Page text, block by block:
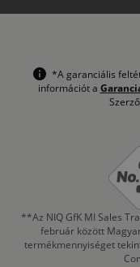
*A garanciális
információt a
**Az NIQ GfK MI Sales
február között
termékmennyiséget